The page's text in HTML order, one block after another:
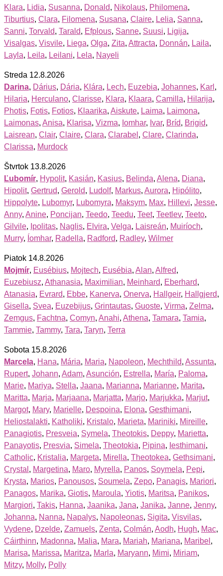
Klara, Lidia, Susanna, Donald, Nikolaus, Philomena,
Tiburtius, Clara, Filomena, Susana, Claire, Lelia, Sanna,
Sanni, Torvald, Tarald, Efplous, Sanne, Suusi, Ligija,
Visalgas, Visvile, Liega, Olga, Zita, Attracta, Donnán, Laila,
Layla, Leila, Leilani, Lela, Nayeli
Streda 12.8.2026
Darina, Dárius, Dária, Klára, Lech, Euzebia, Johannes, Karl ,
Hilaria, Herculano, Clarisse, Klara, Klaara, Camilla, Hilarija,
Photis, Fotis, Fotios, Klaarika, Aiskute, Laima, Laimona,
Laimonas, Anisa, Klarisa, Vizma, Iomhar, Ivar, Bríd, Brigid,
Laisrean, Clair, Claire, Clara, Clarabel , Clare, Clarinda,
Clarissa, Murdock
Štvrtok 13.8.2026
Ľubomír, Hypolit, Kasián, Kasius, Belinda, Alena, Diana,
Hipolit, Gertrud, Gerold, Ludolf, Markus, Aurora, Hipólito,
Hippolyte, Lubomyr, Lubomyra, Maksym, Max, Hillevi, Jesse,
Anny, Anine, Poncijan, Teedo, Teedu, Teet, Teetlev, Teeto,
Gilvile, Ipolitas, Naglis, Elvira, Velga, Laisreán, Muiríoch,
Murry, Íomhar, Radella, Radford, Radley, Wilmer
Piatok 14.8.2026
Mojmír, Eusébius, Mojtech, Eusébia, Alan, Alfred,
Euzebiusz, Athanasia, Maximilian, Meinhard, Eberhard,
Atanasia, Evrard, Ebbe, Kanerva, Onerva, Hallgeir, Hallgjerd,
Gisella, Svea, Euzebijus, Grintautas, Guoste, Virma, Zelma,
Zemgus, Fachtna, Comyn, Anahi, Athena, Tamara, Tamia,
Tammie, Tammy, Tara, Taryn, Terra
Sobota 15.8.2026
Marcela, Hana, Mária, Maria, Napoleon, Mechthild, Assunta,
Rupert, Johann, Adam, Asunción, Estrella, María, Paloma,
Marie, Mariya, Stella, Jaana, Marianna, Marianne, Marita,
Maritta, Marja, Marjaana, Marjatta, Marjo, Marjukka, Marjut,
Margot, Mary, Marielle, Despoina, Elona, Gesthimani,
Heliostalakti, Katholiki, Kristalo, Marieta, Mariniki, Mireille,
Panagiotis, Presveia, Symela, Theotokis, Deppy, Marietta,
Panayotis, Presvia, Simela, Theotokia, Pipina, Iesthimani,
Catholic, Kristalia, Margeta, Mirella, Theotokea, Gethsimani,
Crystal , Margetina, Maro, Myrella, Panos, Soymela, Pepi,
Krysta, Marios, Panousos, Soumela, Zepo, Panagis, Mariori,
Panagos, Marika, Giotis, Maroula, Yiotis, Maritsa, Panikos,
Margiori, Takis, Hanna, Jaanika, Jana, Janika, Janne, Jenny,
Johanna, Nanna, Napalys, Napoleonas, Sigita, Visvilas,
Vydene, Dzelde, Zamuels, Zenta, Colmán, Aodh, Hugh, Mac,
Cáirthinn, Madonna, Malia, Mara, Mariah, Mariana, Maribel ,
Marisa, Marissa, Maritza, Marla, Maryann, Mimi, Miriam,
Mitzy, Molly, Polly